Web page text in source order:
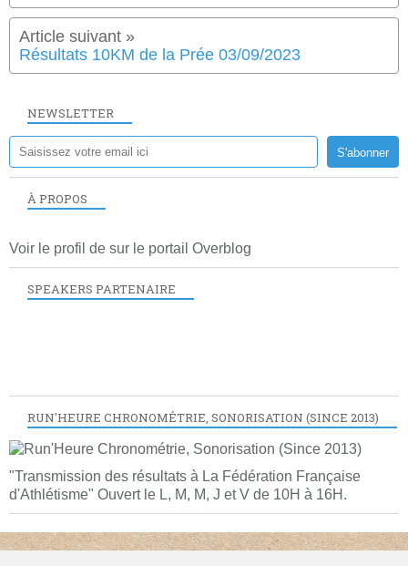
Résultats 10KM de la Prée 03/09/2023
NEWSLETTER
RUN'HEURE CHRONOMÉTRIE, SONORISATION (SINCE 2013)
"Transmission des résultats à La Fédération Française
d'Athlétisme" Ouvert le L, M, M, J et V de 10H à 16H.
À PROPOS
Voir le profil de sur le portail Overblog
SPEAKERS PARTENAIRE